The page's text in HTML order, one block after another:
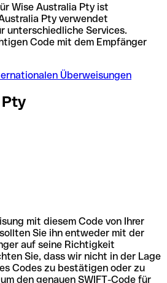
Wise Australia Pty ist
Pty verwendet
unterschiedliche Services.
Code mit dem Empfänger
Überweisungen
mit diesem Code von Ihrer
Sie ihn entweder mit der
auf seine Richtigkeit
Sie, dass wir nicht in der Lage
Codes zu bestätigen oder zu
den genauen SWIFT-Code für